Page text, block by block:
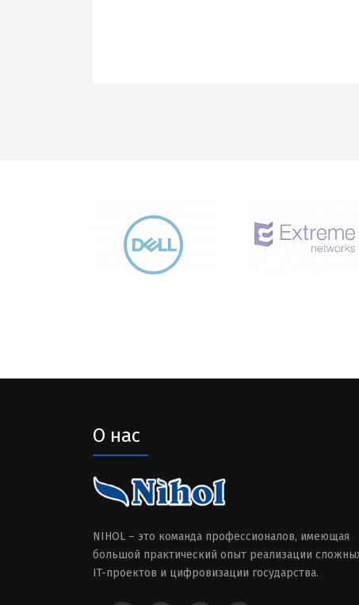
О нас
NIHOL – это команда профессионалов, имеющая
большой практический опыт реализации
IT-проектов и цифровизации государства.